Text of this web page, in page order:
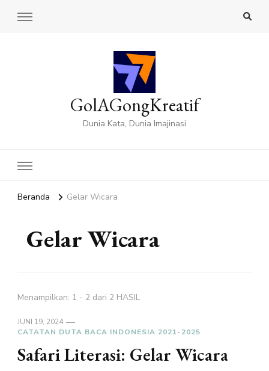
GolAGongKreatif
Dunia Kata, Dunia Imajinasi
Beranda Gelar Wicara
Gelar Wicara
Menampilkan: 1 - 2 dari 2 HASIL
JUNI 19, 2024
CATATAN DUTA BACA INDONESIA 2021-2025
Safari Literasi: Gelar Wicara